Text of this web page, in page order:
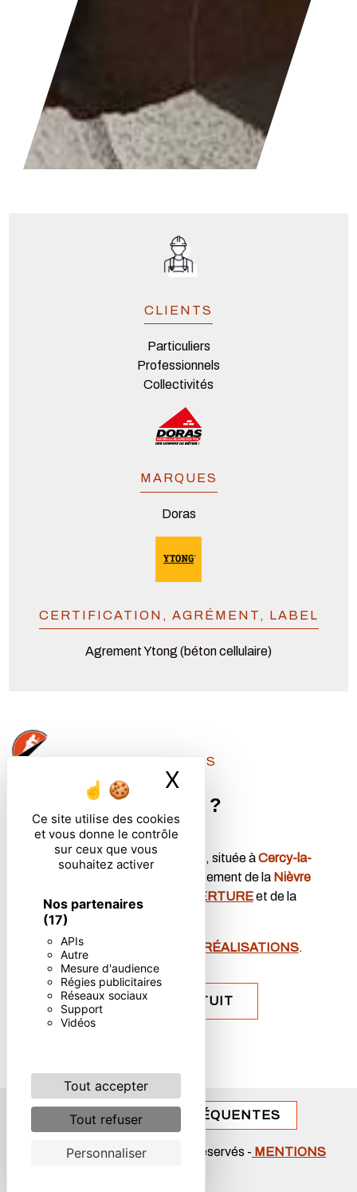
Ce site utilise des cookies
et vous donne le contrôle
sur ceux que vous
souhaitez activer
Nos partenaires
(17)
APIs
Autre
Mesure d'audience
Régies publicitaires
Réseaux sociaux
Support
Vidéos
Tout accepter
Tout refuser
Personnaliser
X
CLIENTS
Particuliers
Professionnels
Collectivités
MARQUES
Doras
CERTIFICATION, AGRÉMENT, LABEL
Agrement Ytong (béton cellulaire)
CHRISTOPHE LETIERS
Besoin d'un
renseignement
?
La sociétéLetiers Christophe , située àCercy-la-
, intervient dans le département de la Nièvre
dans le domaine de la
COUVERTUREet de la
MAÇONNERIE
Découvrez nous grâce à nos RÉALISATIONS.
DEVIS GRATUIT
RECHERCHES FRÉQUENTES
VISTALID- 2026 - Tous droits réservés - MENTIONS